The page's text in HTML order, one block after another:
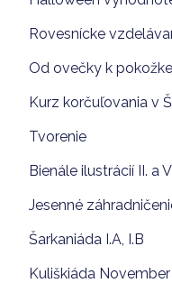
Rovesnícke
Od ovečky k
Kurz korčuľovania v
Tvorenie
Bienále ilustrácií II. a
Jesenné
Šarkaniáda I.A, I.B
Kuliškiáda November